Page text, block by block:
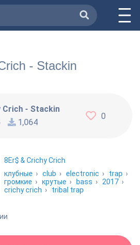
- Stackin
Crich - Stackin
1,064
0
8Er$ & Crichy Crich
клубные ›club ›electronic › trap ›
громкие ›крутые › bass › 2017 ›
crichy crich › tribal trap